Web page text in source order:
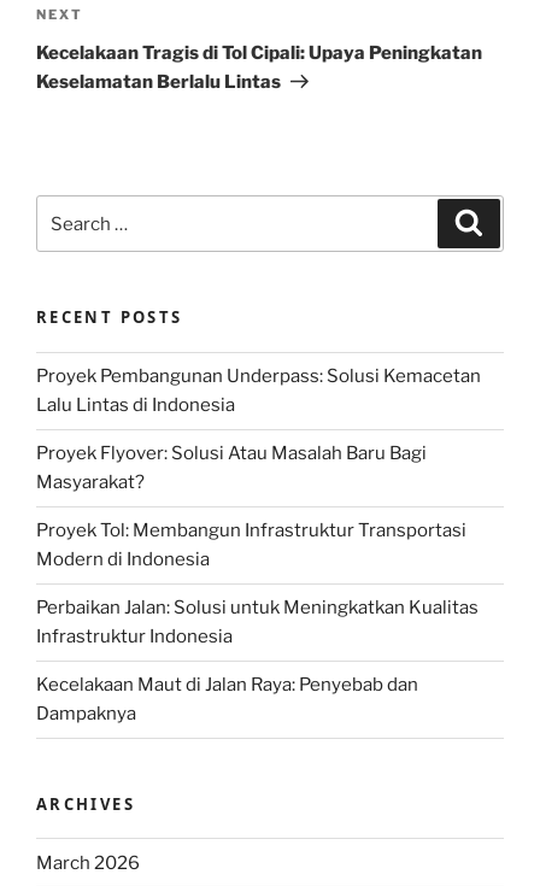
Next
Post
NEXT
Kecelakaan Tragis di Tol Cipali: Upaya Peningkatan
Keselamatan Berlalu Lintas
for:
RECENT POSTS
Proyek Pembangunan Underpass: Solusi Kemacetan
Lalu Lintas di Indonesia
Proyek Flyover: Solusi Atau Masalah Baru Bagi
Masyarakat?
Proyek Tol: Membangun Infrastruktur Transportasi
Modern di Indonesia
Perbaikan Jalan: Solusi untuk Meningkatkan Kualitas
Infrastruktur Indonesia
Kecelakaan Maut di Jalan Raya: Penyebab dan
Dampaknya
ARCHIVES
March 2026